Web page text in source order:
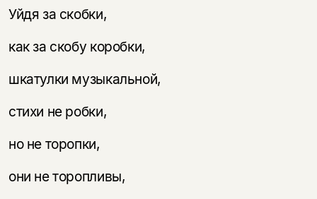
Уйдя за скобки,
как за скобу коробки,
шкатулки музыкальной,
стихи не робки,
но не торопки,
они не торопливы,
Подписка на рассылку
Раз в неделю мы отправляем рассылку
о книгах и событиях «НЛО».
скидку 15%
нет в продаже.
Вы можете подписаться на
уведомления, и при поступлении книги
на склад получить письмо на указанный
Эта книга
несовершеннолетних